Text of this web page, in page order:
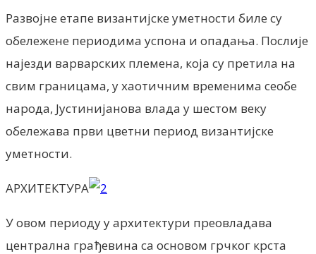
Развојне етапе византијске уметности биле су
обележене периодима успона и опадања. Послије
најезди варварских племена, која су претила на
свим границама, у хаотичним временима сеобе
народа, Јустинијанова влада у шестом веку
обележава први цветни период византијске
уметности.
АРХИТЕКТУРА
У овом периоду у архитектури преовладава
централна грађевина са основом грчког крста